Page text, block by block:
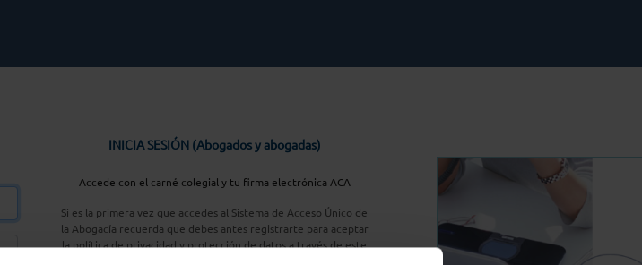
INICIA SESIÓN (Abogados y abogadas)
Accede con el carné colegial y tu firma electrónica ACA
Si es la primera vez que accedes al Sistema de Acceso Único de
la Abogacía recuerda que debes antes registrarte para aceptar
la política de privacidad y protección de datos a través de este